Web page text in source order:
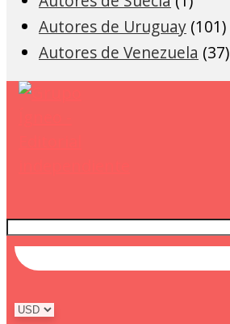
Autores de Uruguay (101)
Autores de Venezuela (37)